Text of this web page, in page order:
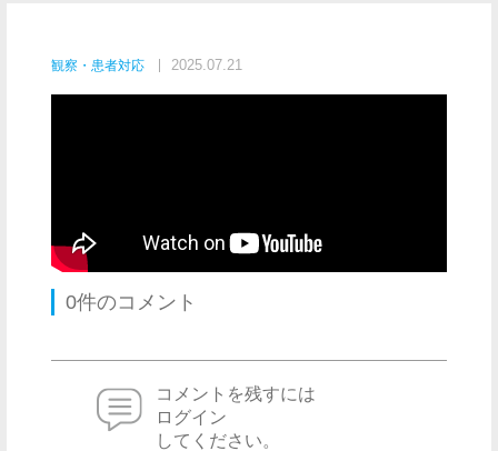
観察・患者対応 2025.07.21
0件のコメント
コメントを残すには
ログイン
してください。